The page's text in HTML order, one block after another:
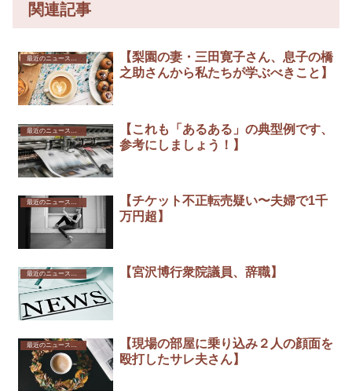
関連記事
最近のニュースから
【梨園の妻・三田寛子さん、息子の橋
之助さんから私たちが学ぶべきこと】
【これも「あるある」の典型例です、
参考にしましょう！】
最近のニュースから
【チケット不正転売疑い〜夫婦で1千
万円超】
最近のニュースから 【宮沢博行衆院議員、辞職】
最近のニュースから
【現場の部屋に乗り込み２人の顔面を
殴打したサレ夫さん】